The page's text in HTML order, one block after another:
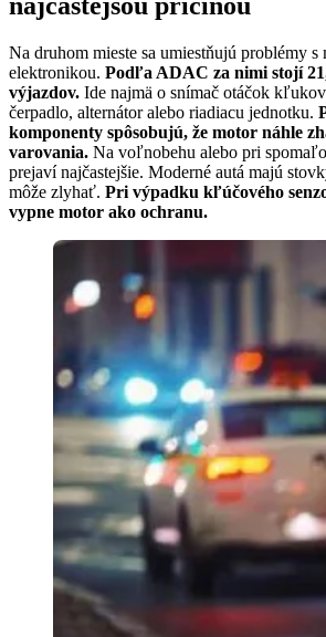
Na druhom mieste sa umiestňujú problémy
elektronikou. Podľa ADAC za nimi stojí
výjazdov. Ide najmä o snímač otáčok
čerpadlo, alternátor alebo riadiacu jednotku.
komponenty spôsobujú, že motor náhle
varovania. Na voľnobehu alebo pri
prejaví najčastejšie. Moderné autá majú
môže zlyhať. Pri výpadku kľúčového
vypne motor ako ochranu.